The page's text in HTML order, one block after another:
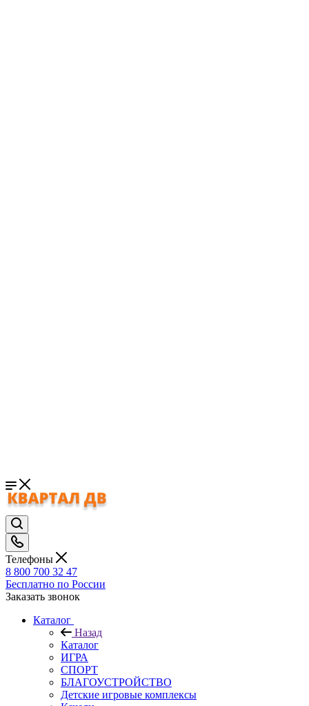
Телефоны
8 800 700 32 47
Бесплатно по России
Заказать звонок
Каталог
Назад
Каталог
ИГРА
СПОРТ
БЛАГОУСТРОЙСТВО
Детские игровые комплексы